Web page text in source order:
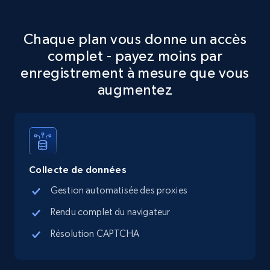
Place id, URL, Country, Name, Category,
Address, Description, Business details, and
more.
Google Maps full information - discover
Address, Description, Business details, and
Chaque plan vous donne un accès
complet - payez moins par
enregistrement à mesure que vous
augmentez
Collecte de données
Gestion automatisée des proxies
Rendu complet du navigateur
Résolution CAPTCHA